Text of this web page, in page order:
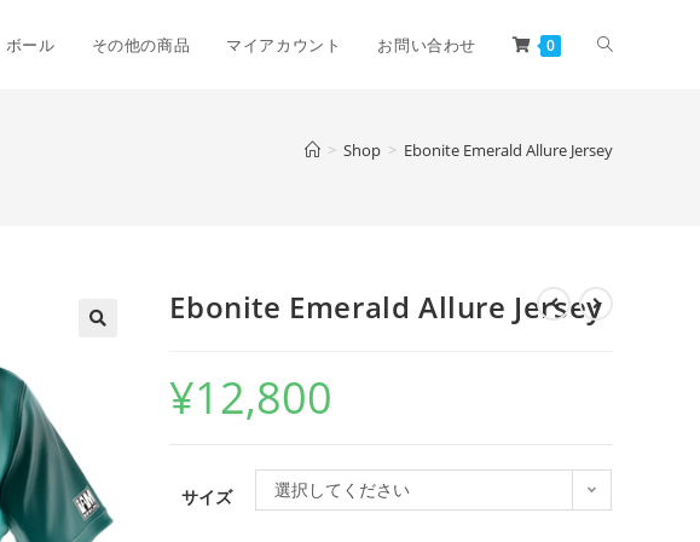
ボール その他の商品 マイアカウント お問い合わせ 0
> Shop > Ebonite Emerald Allure Jersey
Ebonite Emerald Allure Jersey
¥12,800
サイズ 選択してください